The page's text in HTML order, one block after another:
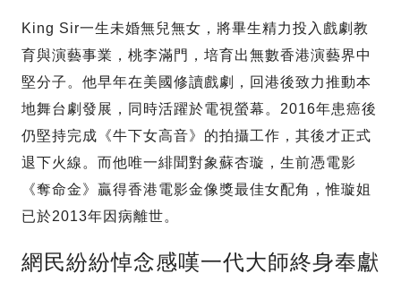
King Sir一生未婚無兒無女，將畢生精力投入戲劇教
育與演藝事業，桃李滿門，培育出無數香港演藝界中
堅分子。他早年在美國修讀戲劇，回港後致力推動本
地舞台劇發展，同時活躍於電視螢幕。2016年患癌後
仍堅持完成《牛下女高音》的拍攝工作，其後才正式
退下火線。而他唯一緋聞對象蘇杏璇，生前憑電影
《奪命金》贏得香港電影金像獎最佳女配角，惟璇姐
已於2013年因病離世。
網民紛紛悼念感嘆一代大師終身奉獻